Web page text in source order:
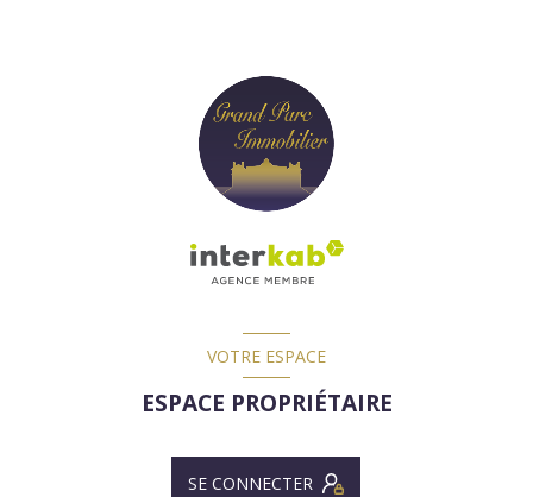
VOTRE ESPACE
ESPACE PROPRIÉTAIRE
SE CONNECTER